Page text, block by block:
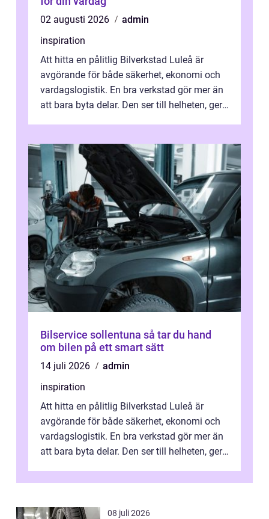
02 augusti 2026
admin
inspiration
Att hitta en pålitlig Bilverkstad Luleå är
avgörande för både säkerhet, ekonomi och
vardagslogistik. En bra verkstad gör mer än
att bara byta delar. Den ser till helheten, ger
Bilservice sollentuna så tar du hand
om bilen på ett smart sätt
14 juli 2026
admin
inspiration
Att hitta en pålitlig Bilverkstad Luleå är
avgörande för både säkerhet, ekonomi och
vardagslogistik. En bra verkstad gör mer än
att bara byta delar. Den ser till helheten, ger
08 juli 2026